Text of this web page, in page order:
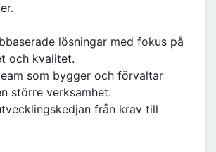
lösningar med fokus på
och kvalitet.
som bygger och förvaltar
större verksamhet.
från krav till